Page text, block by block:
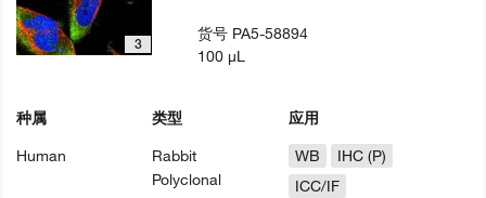
3
种属
Human
类型
Rabbit
Polyclonal
应用
WB
IHC (P)
ICC/IF
货号 PA5-58894
100 µL